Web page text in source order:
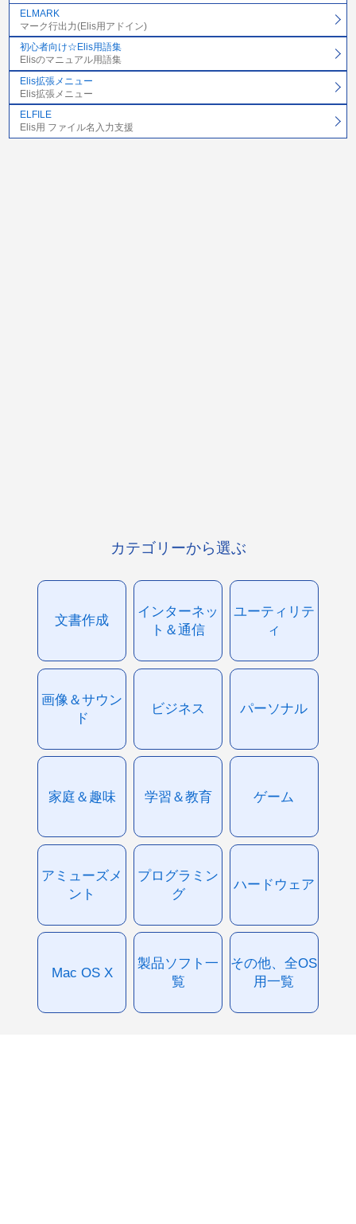
ELMARK
マーク行出力(Elis用アドイン)
初心者向け☆Elis用語集
Elisのマニュアル用語集
Elis拡張メニュー
Elis拡張メニュー
ELFILE
Elis用 ファイル名入力支援
カテゴリーから選ぶ
文書作成
インターネッ
ト＆通信
ユーティリテ
ィ
画像＆サウン
ド
ビジネス パーソナル
家庭＆趣味 学習＆教育 ゲーム
アミューズメ
ント
プログラミン
グ
ハードウェア
Mac OS X
製品ソフト一
覧
その他、全OS
用一覧